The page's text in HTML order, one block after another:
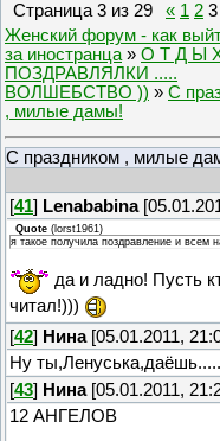
Страница3 из 29 « 1 2 3
Женский форум - как
за иностранца » О Т Д Ы
ПОЗДРАВЛЯЛКИ .....
ВОЛШЕБСТВО )) » C
, милые дамы!
C праздником , милые
[41] Lenababina
Quote ( lorst1961 )
я такое получила поздравление и всем
да и ладно! Пусть
читал!)))
[42] Нина[05.01.2011,
Ну
[43] Нина[05.01.2011,
12 АНГЕЛОВ